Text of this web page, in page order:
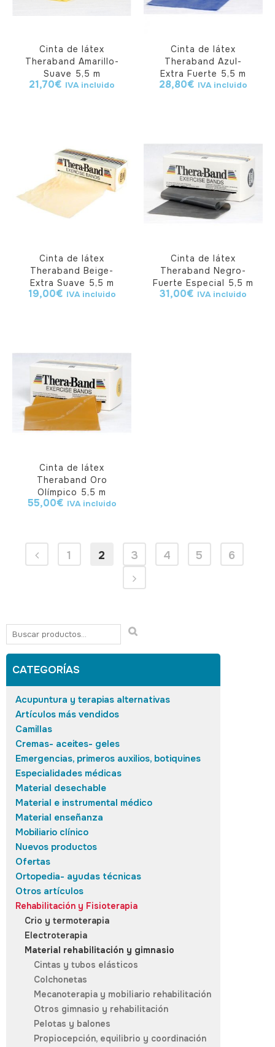
Cinta de látex
Theraband Amarillo-
Suave 5,5 m
21,70€ IVA incluido
Cinta de látex
Theraband Azul-
Extra Fuerte 5,5 m
28,80€ IVA incluido
Cinta de látex
Theraband Beige-
Extra Suave 5,5 m
19,00€ IVA incluido
Cinta de látex
Theraband Negro-
Fuerte Especial 5,5 m
31,00€ IVA incluido
Cinta de látex
Theraband Oro
Olímpico 5,5 m
55,00€ IVA incluido
1 2 3 4 5 6
CATEGORÍAS
Acupuntura y terapias alternativas
Artículos más vendidos
Camillas
Cremas- aceites- geles
Emergencias, primeros auxilios, botiquines
Especialidades médicas
Material desechable
Material e instrumental médico
Material enseñanza
Mobiliario clínico
Nuevos productos
Ofertas
Ortopedia- ayudas técnicas
Otros artículos
Rehabilitación y Fisioterapia
Crio y termoterapia
Electroterapia
Material rehabilitación y gimnasio
Cintas y tubos elásticos
Colchonetas
Mecanoterapia y mobiliario rehabilitación
Otros gimnasio y rehabilitación
Pelotas y balones
Propiocepción, equilibrio y coordinación